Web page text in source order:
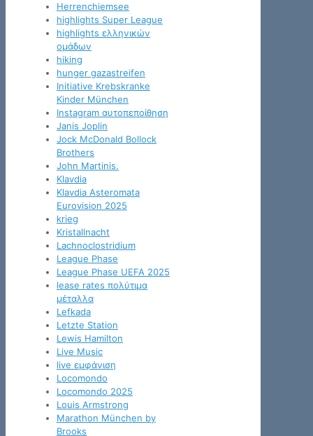
Herrenchiemsee
highlights Super League
highlights ελληνικών
ομάδων
hiking
hunger gazastreifen
Initiative Krebskranke
Kinder München
Instagram αυτοπεποίθηση
Janis Joplin
Jock McDonald Bollock
Brothers
John Martinis.
Klavdia
Klavdia Asteromata
Eurovision 2025
krieg
Kristallnacht
Lachnoclostridium
League Phase
League Phase UEFA 2025
lease rates πολύτιμα
μέταλλα
Lefkada
Letzte Station
Lewis Hamilton
Live Music
live εμφάνιση
Locomondo
Locomondo 2025
Louis Armstrong
Marathon München by
Brooks